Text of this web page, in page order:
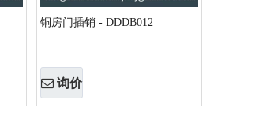
铜房门插销 - DDDB012
询价